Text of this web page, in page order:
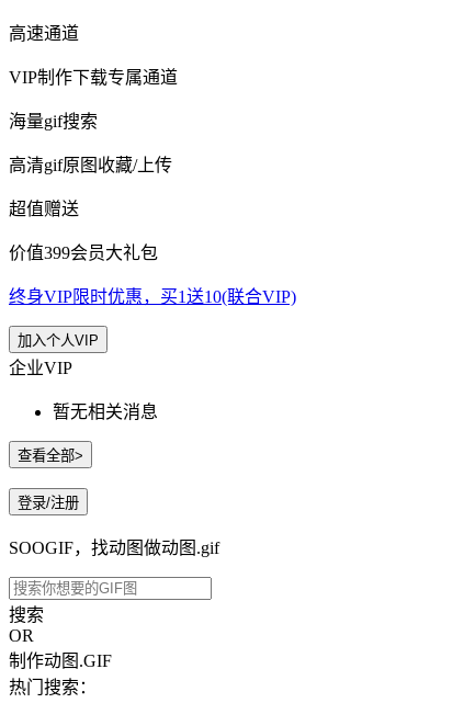
高速通道
VIP制作下载专属通道
海量gif搜索
高清gif原图收藏/上传
超值赠送
价值399会员大礼包
终身VIP限时优惠，买1送10(联合VIP)
加入个人VIP
企业VIP
暂无相关消息
查看全部>
登录/注册
SOOGIF，找动图做动图.gif
搜索
OR
制作动图.GIF
热门搜索：